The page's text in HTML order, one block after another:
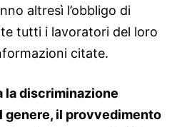
altresì l’obbligo di
tutti i lavoratori del loro
citate.
la discriminazione
genere, il provvedimento